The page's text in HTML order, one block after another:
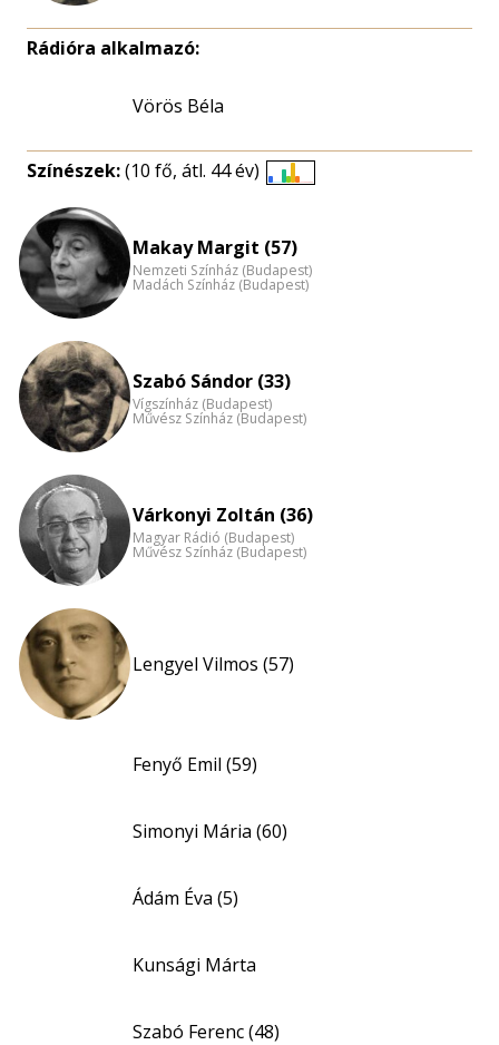
Rádióra alkalmazó:
Vörös Béla
Színészek:(10 fő, átl. 44 év)
nagyítása
Makay Margit (57)
Nemzeti Színház (Budapest)
Madách Színház (Budapest)
Szabó Sándor (33)
Vígszínház (Budapest)
Művész Színház (Budapest)
Várkonyi Zoltán (36)
Magyar Rádió (Budapest)
Művész Színház (Budapest)
Lengyel Vilmos (57)
Fenyő Emil (59)
Simonyi Mária (60)
Ádám Éva (5)
Kunsági Márta
Szabó Ferenc (48)